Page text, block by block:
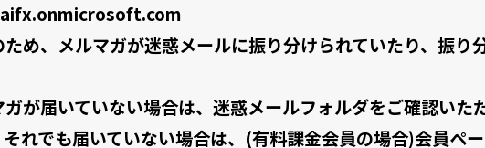
め、メルマガが迷惑メールに振り分けられていたり、振り
が届いていない場合は、迷惑メールフォルダをご確認いた
れでも届いていない場合は、(有料課金会員の場合)会員ペー